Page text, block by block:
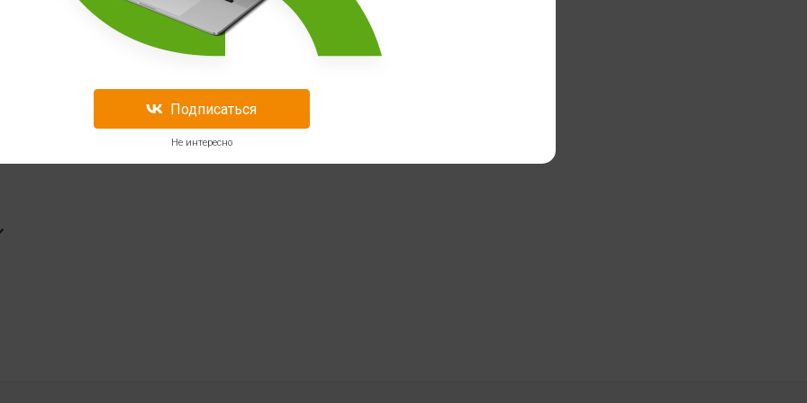
90 кап
1 869
Подписаться
Не интересно